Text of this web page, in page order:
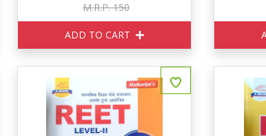
M.R.P. 150
ADD TO CART